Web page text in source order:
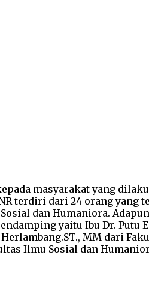
masyarakat yang
terdiri dari 24 orang
dan Humaniora.
yaitu Ibu Dr. Putu
MM dari
Ilmu Sosial dan